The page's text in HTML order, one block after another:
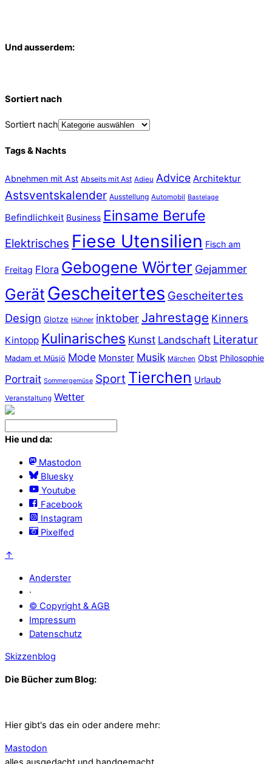
Und ausserdem:
Sortiert nach
Sortiert nach
Tags & Nachts
Abnehmen mit Ast Abseits mit Ast Adieu Advice Architektur
Astsventskalender Ausstellung Automobil Bastelage
Befindlichkeit Business Einsame Berufe
Elektrisches Fiese Utensilien Fisch am
Freitag Flora Gebogene Wörter Gejammer
Gerät Gescheitertes Gescheitertes
Design Glotze Hühner inktober Jahrestage Kinners
Kintopp Kulinarisches Kunst Landschaft Literatur
Madam et Müsjö Mode Monster Musik Märchen Obst Philosophie
Portrait Sommergemüse Sport Tierchen Urlaub
Veranstaltung Wetter
Hie und da:
Mastodon
Bluesky
Youtube
Facebook
Instagram
Pixelfed
↑
Anderster
·
© Copyright & AGB
Impressum
Datenschutz
Skizzenblog
Die Bücher zum Blog:
Hier gibt's das ein oder andere mehr:
Mastodon